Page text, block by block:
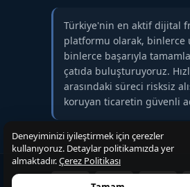
☑️ Marka bilinirliği odaklı
☑️ Google’da marka
⭐ İSTENİRSE
⭐ Hizmet Detayları
✅ Kalıcı tanıtım yazısı
✅ SEO uyumlu içerik
✅ Backlink çalışması
Türkiye'nin en aktif dijital
platformu olarak, binlerce
binlerce başarıyla
çatıda buluşturuyoruz.
arasındaki süreci risksiz
koruyan ticaretin güvenli
Deneyiminizi iyileştirmek için çerezler
kullanıyoruz. Detaylar politikamızda yer
almaktadır.Çerez Politikası